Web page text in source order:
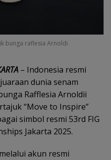
bunga raflesia Arnoldi
– Indonesia resmi
dunia senam
Rafflesia Arnoldii
“Move to Inspire”
simbol resmi 53rd FIG
Jakarta 2025.
akun resmi